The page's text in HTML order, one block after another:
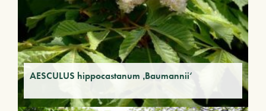
AESCULUS hippocastanum ‚Baumannii‘